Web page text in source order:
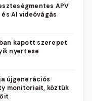
APV
AI videóvágás
kapott szerepet
nyertese
újgenerációs
monitoriait, köztük